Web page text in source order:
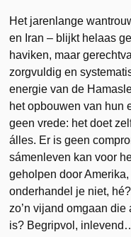
Het jarenlange
en Iran – blijkt helaas
haviken, maar
zorgvuldig en
energie van de
het opbouwen van hun
geen vrede: het doet
álles. Er is geen
sámenleven kan voor
geholpen door Amerika,
onderhandel je niet,
zo’n vijand omgaan
is? Begripvol,